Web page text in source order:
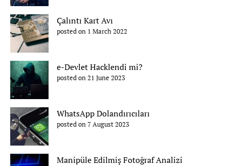
Çalıntı Kart Avı
posted on 1 March 2022
e-Devlet Hacklendi mi?
posted on 21 June 2023
WhatsApp Dolandırıcıları
posted on 7 August 2023
Manipüle Edilmiş Fotoğraf Analizi